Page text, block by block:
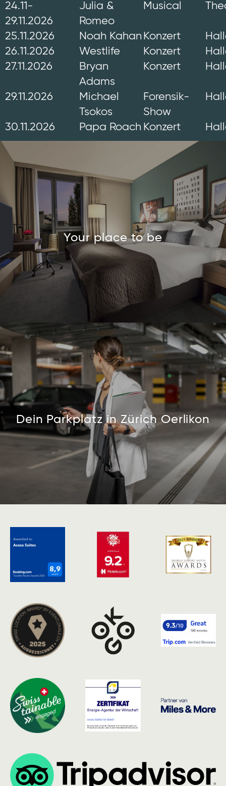
24.11-
29.11.2026
Julia &
Romeo
Musical
25.11.2026 Noah Kahan Konzert
26.11.2026
Westlife Konzert
27.11.2026
Bryan
Adams
Konzert
29.11.2026
Michael
Tsokos
Forensik-
Show
30.11.2026 Papa Roach Konzert
Your place to be
Dein Parkplatz in Zürich Oerlikon